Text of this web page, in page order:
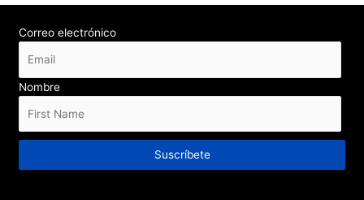
Correo electrónico
Nombre
Suscríbete